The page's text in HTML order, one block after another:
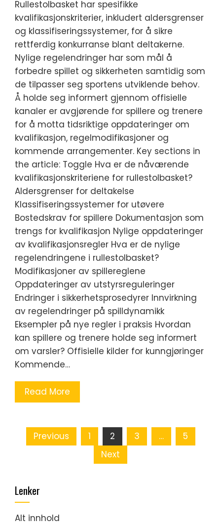
Rullestolbasket har spesifikke
kvalifikasjonskriterier, inkludert aldersgrenser
og klassifiseringssystemer, for å sikre
rettferdig konkurranse blant deltakerne.
Nylige regelendringer har som mål å
forbedre spillet og sikkerheten samtidig som
de tilpasser seg sportens utviklende behov.
Å holde seg informert gjennom offisielle
kanaler er avgjørende for spillere og trenere
for å motta tidsriktige oppdateringer om
kvalifikasjon, regelmodifikasjoner og
kommende arrangementer. Key sections in
the article: Toggle Hva er de nåværende
kvalifikasjonskriteriene for rullestolbasket?
Aldersgrenser for deltakelse
Klassifiseringssystemer for utøvere
Bostedskrav for spillere Dokumentasjon som
trengs for kvalifikasjon Nylige oppdateringer
av kvalifikasjonsregler Hva er de nylige
regelendringene i rullestolbasket?
Modifikasjoner av spillereglene
Oppdateringer av utstyrsreguleringer
Endringer i sikkerhetsprosedyrer Innvirkning
av regelendringer på spilldynamikk
Eksempler på nye regler i praksis Hvordan
kan spillere og trenere holde seg informert
om varsler? Offisielle kilder for kunngjøringer
Kommende…
Read More
Posts
Previous 1 2 3 …
5
Next
Lenker
Alt innhold